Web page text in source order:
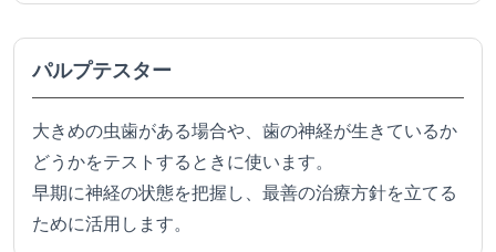
パルプテスター
大きめの虫歯がある場合や、歯の神経が生きているか
どうかをテストするときに使います。
早期に神経の状態を把握し、最善の治療方針を立てる
ために活用します。